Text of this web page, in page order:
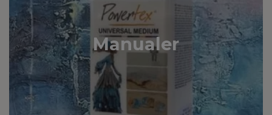
Manualer